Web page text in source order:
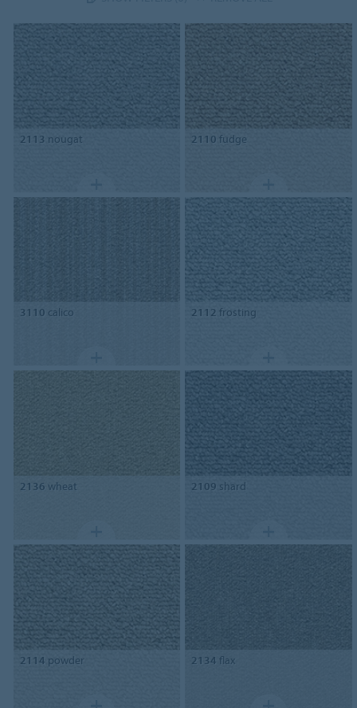
2113 nougat 2110 fudge
3110 calico 2112 frosting
2136 wheat 2109 shard
2114 powder 2134 flax